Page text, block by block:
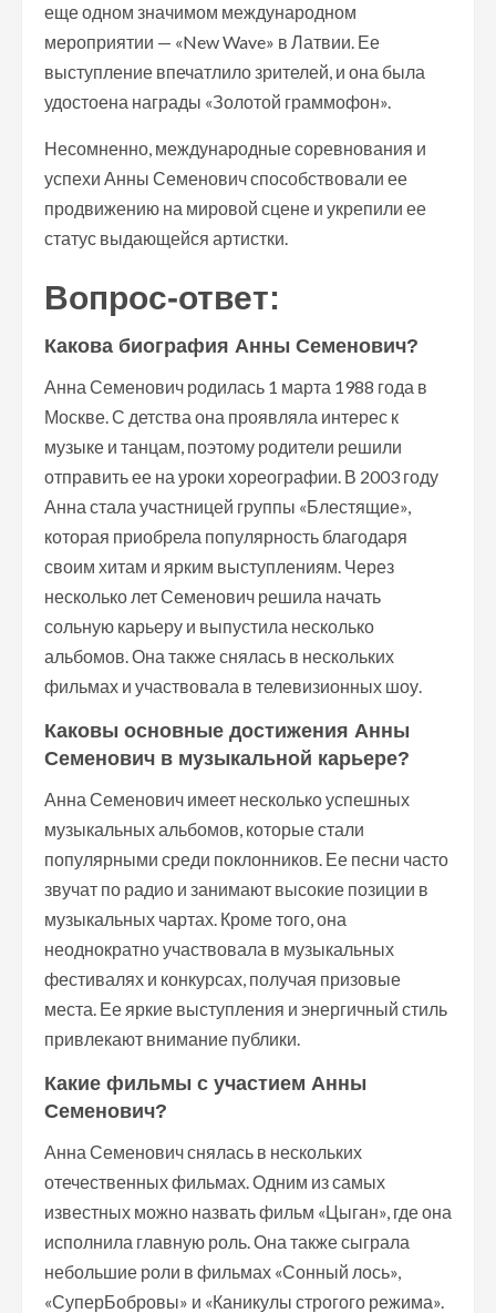
еще одном значимом международном
мероприятии — «New Wave» в Латвии. Ее
выступление впечатлило зрителей, и она была
удостоена награды «Золотой граммофон».
Несомненно, международные соревнования и
успехи Анны Семенович способствовали ее
продвижению на мировой сцене и укрепили ее
статус выдающейся артистки.
Вопрос-ответ:
Какова биография Анны Семенович?
Анна Семенович родилась 1 марта 1988 года в
Москве. С детства она проявляла интерес к
музыке и танцам, поэтому родители решили
отправить ее на уроки хореографии. В 2003 году
Анна стала участницей группы «Блестящие»,
которая приобрела популярность благодаря
своим хитам и ярким выступлениям. Через
несколько лет Семенович решила начать
сольную карьеру и выпустила несколько
альбомов. Она также снялась в нескольких
фильмах и участвовала в телевизионных шоу.
Каковы основные достижения Анны
Семенович в музыкальной карьере?
Анна Семенович имеет несколько успешных
музыкальных альбомов, которые стали
популярными среди поклонников. Ее песни часто
звучат по радио и занимают высокие позиции в
музыкальных чартах. Кроме того, она
неоднократно участвовала в музыкальных
фестивалях и конкурсах, получая призовые
места. Ее яркие выступления и энергичный стиль
привлекают внимание публики.
Какие фильмы с участием Анны
Семенович?
Анна Семенович снялась в нескольких
отечественных фильмах. Одним из самых
известных можно назвать фильм «Цыган», где она
исполнила главную роль. Она также сыграла
небольшие роли в фильмах «Сонный лось»,
«СуперБобровы» и «Каникулы строгого режима».